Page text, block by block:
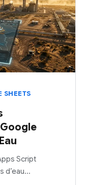
SHEETS
Script
d’eau…